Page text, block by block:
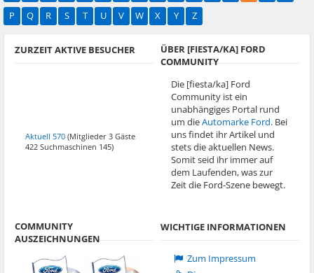
P
Q R S T U V W X Y Z
ZURZEIT AKTIVE BESUCHER
Aktuell 570 (Mitglieder 3 Gäste
422 Suchmaschinen 145)
ÜBER [FIESTA/KA] FORD
COMMUNITY
Die [fiesta/ka] Ford
Community ist ein
unabhängiges Portal rund
um dieAutomarke Ford. Bei
uns findet ihr Artikel und
stets die aktuellen News.
Somit seid ihr immer auf
dem Laufenden, was zur
Zeit die Ford-Szene bewegt.
COMMUNITY
AUSZEICHNUNGEN
WICHTIGE INFORMATIONEN
Zum Impressum